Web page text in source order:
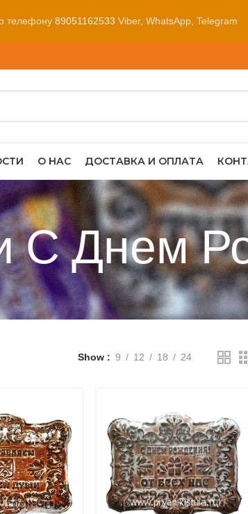
О НАС ДОСТАВКА И ОПЛАТА
С Днем
Show 9 12 18 24
телефону 89051162533 Viber, WhatsApp, Telegram